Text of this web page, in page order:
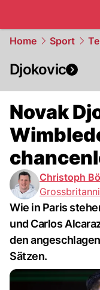
Home Sport
Djokovic
Novak
Christoph
Wie in Paris
und Carlos
den
Sätzen.